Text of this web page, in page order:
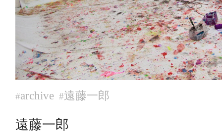
#archive #遠藤一郎
遠藤一郎